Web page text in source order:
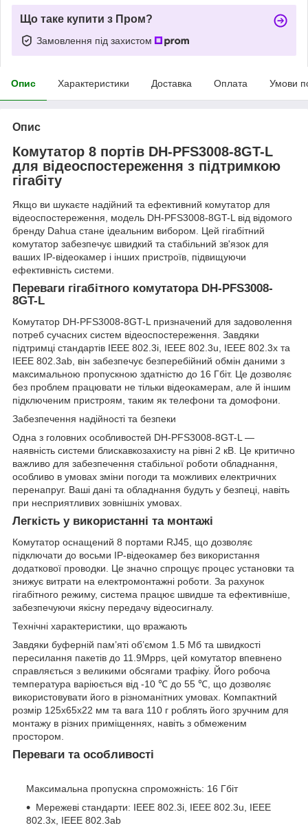
Що таке купити з Пром?
Замовлення під захистом
Опис Характеристики Доставка Оплата Умови
Опис
Комутатор 8 портів DH-PFS3008-8GT-L
для відеоспостереження з підтримкою
гігабіту
Якщо ви шукаєте надійний та ефективний комутатор для
відеоспостереження, модель DH-PFS3008-8GT-L від відомого
бренду Dahua стане ідеальним вибором. Цей гігабітний
комутатор забезпечує швидкий та стабільний зв'язок для
ваших IP-відеокамер і інших пристроїв, підвищуючи
ефективність системи.
Переваги гігабітного комутатора DH-PFS3008-
8GT-L
Комутатор DH-PFS3008-8GT-L призначений для задоволення
потреб сучасних систем відеоспостереження. Завдяки
підтримці стандартів IEEE 802.3i, IEEE 802.3u, IEEE 802.3x та
IEEE 802.3ab, він забезпечує безперебійний обмін даними з
максимальною пропускною здатністю до 16 Гбіт. Це дозволяє
без проблем працювати не тільки відеокамерам, але й іншим
підключеним пристроям, таким як телефони та домофони.
Забезпечення надійності та безпеки
Одна з головних особливостей DH-PFS3008-8GT-L —
наявність системи блискавкозахисту на рівні 2 кВ. Це критично
важливо для забезпечення стабільної роботи обладнання,
особливо в умовах зміни погоди та можливих електричних
перенапруг. Ваші дані та обладнання будуть у безпеці, навіть
при несприятливих зовнішніх умовах.
Легкість у використанні та монтажі
Комутатор оснащений 8 портами RJ45, що дозволяє
підключати до восьми IP-відеокамер без використання
додаткової проводки. Це значно спрощує процес установки та
знижує витрати на електромонтажні роботи. За рахунок
гігабітного режиму, система працює швидше та ефективніше,
забезпечуючи якісну передачу відеосигналу.
Технічні характеристики, що вражають
Завдяки буферній пам’яті об’ємом 1.5 Мб та швидкості
пересилання пакетів до 11.9Mpps, цей комутатор впевнено
справляється з великими обсягами трафіку. Його робоча
температура варіюється від -10 ℃ до 55 ℃, що дозволяє
використовувати його в різноманітних умовах. Компактний
розмір 125x65x22 мм та вага 110 г роблять його зручним для
монтажу в різних приміщеннях, навіть з обмеженим
простором.
Переваги та особливості
Максимальна пропускна спроможність: 16 Гбіт
Мережеві стандарти: IEEE 802.3i, IEEE 802.3u, IEEE
802.3x, IEEE 802.3ab